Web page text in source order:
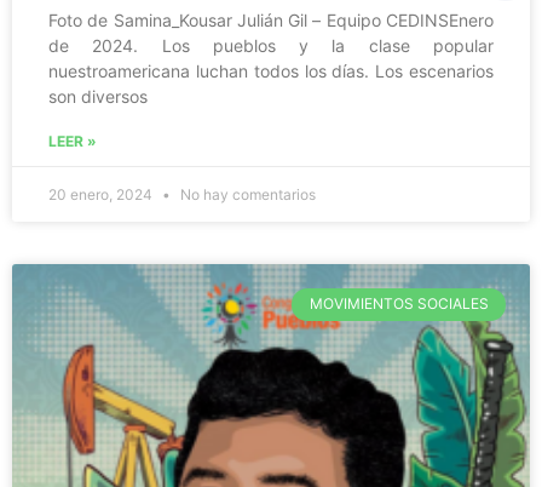
Foto de Samina_Kousar Julián Gil – Equipo CEDINSEnero
de 2024. Los pueblos y la clase popular
nuestroamericana luchan todos los días. Los escenarios
son diversos
LEER »
20 enero, 2024 No hay comentarios
MOVIMIENTOS SOCIALES